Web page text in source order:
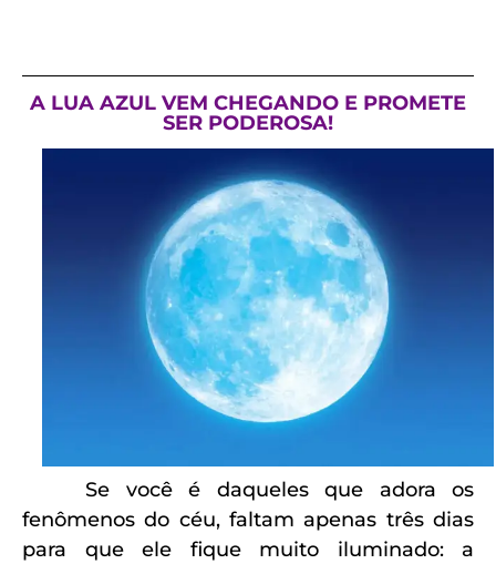
A LUA AZUL VEM CHEGANDO E PROMETE
SER PODEROSA!
Se você é daqueles que adora os
fenômenos do céu, faltam apenas três dias
para que ele fique muito iluminado: a